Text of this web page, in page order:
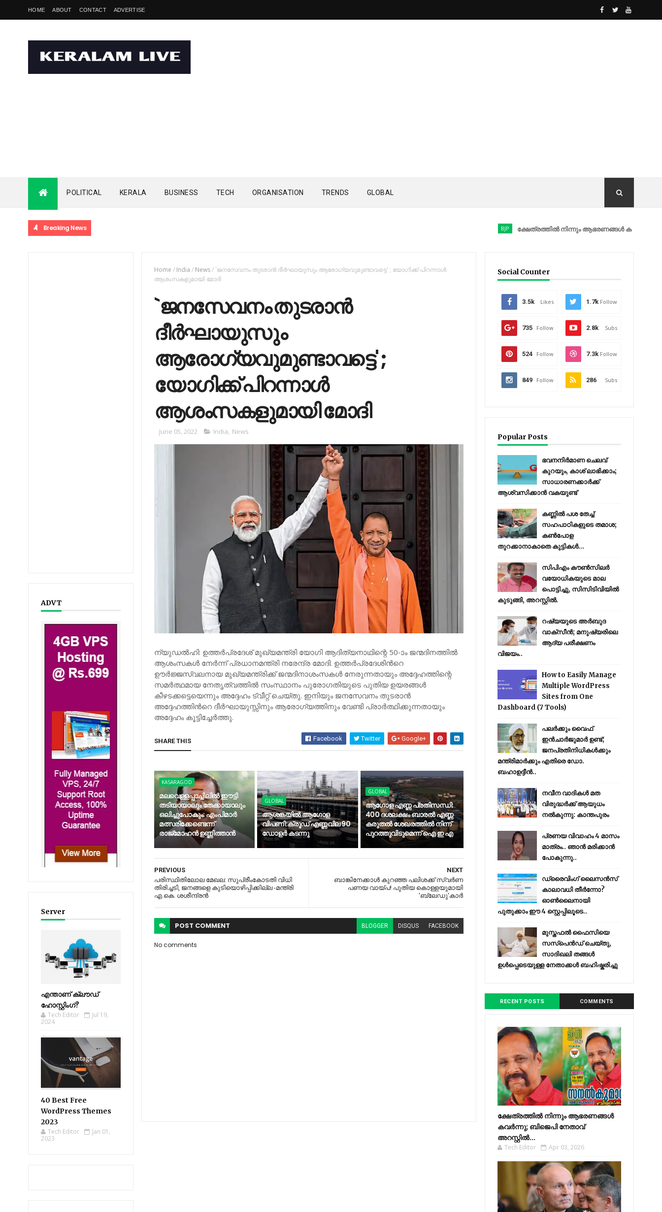
HOME ABOUT CONTACT ADVERTISE
POLITICAL KERALA BUSINESS TECH ORGANISATION TRENDS GLOBAL
Breaking News ക്ഷേത്രത്തിൽ നിന്നും ആഭരണങ്ങൾ കവർന്നു; ബിജെപി
ADVT
Server
എന്താണ് ക്ലൗഡ്
ഹോസ്റ്റിംഗ്?
Tech Editor
Jul 19,
2024
40 Best Free
WordPress Themes
2023
Tech Editor
Jan 01,
2023
Home / India / News/ `ജനസേവനം തുടരാൻ ദീർഘായുസും ആരോഗ്യവുമുണ്ടാവട്ടെ' ; യോഗിക്ക് പിറന്നാൾ
ആശംസകളുമായി മോദി
`ജനസേവനം തുടരാൻ
ദീർഘായുസും
ആരോഗ്യവുമുണ്ടാവട്ടെ' ;
യോഗിക്ക് പിറന്നാൾ
ആശംസകളുമായി മോദി
June 05, 2022 India, News
ന്യുഡൽഹി: ഉത്തർപ്രദേശ് മുഖ്യമന്ത്രി യോഗി ആദിത്യനാഥിന്റെ 50-ാം ജന്മദിനത്തിൽ
ആശംസകൾ നേർന്ന് പ്രധാനമന്ത്രി നരേന്ദ്ര മോദി. ഉത്തർപ്രദേശിന്‍റെ
ഊർജ്ജസ്വലനായ മുഖ്യമന്ത്രിക്ക് ജന്മദിനാശംസകൾ നേരുന്നതായും അദ്ദേഹത്തിന്റെ
സമർത്ഥമായ നേതൃത്വത്തിൽ സംസ്ഥാനം പുരോഗതിയുടെ പുതിയ ഉയരങ്ങൾ
കീഴടക്കട്ടെയെന്നും അദ്ദേഹം ട്വീറ്റ് ചെയ്തു. ഇനിയും ജനസേവനം തുടരാൻ
അദ്ദേഹത്തിന്‍റെ ദീർഘായുസ്സിനും ആരോഗ്യത്തിനും വേണ്ടി പ്രാർത്ഥിക്കുന്നതായും
അദ്ദേഹം കൂട്ടിച്ചേർത്തു.
SHARE THIS Facebook Twitter Google+
KASARAGOD
മലവെള്ളപ്പാച്ചിലില്‍ ഈട്ടി
തടിയായാലും തേക്കായാലും
ഒലിച്ചുപോകും: എംപിമാര്‍
മത്സരിക്കേണ്ടെന്ന്
രാജ്‌മോഹന്‍ ഉണ്ണിത്താന്‍
GLOBAL
ആശങ്കയിൽ ആഗോള
വിപണി:ക്രൂഡ് എണ്ണവില 90
ഡോളർ കടന്നു
GLOBAL
ആഗോള എണ്ണ പ്രതിസന്ധി:
400 ദശലക്ഷം ബാരൽ എണ്ണ
കരുതൽ ശേഖരത്തിൽ നിന്ന്
പുറത്തുവിടുമെന്ന് ഐ ഇ എ
NEXT
ബാങ്കിനേക്കാൾ കുറഞ്ഞ പലിശക്ക് സ്വർണ
പണയ വായ്പ! പുതിയ കൊള്ളയുമായി
'ബ്ലേഡു'കാർ
PREVIOUS
പരിസ്ഥിതിലോല മേഖല: സുപ്രീംകോടതി വിധി
തിരിച്ചടി, ജനങ്ങളെ കുടിയൊഴിപ്പിക്കില്ല -മന്ത്രി
എ.കെ. ശശീന്ദ്രൻ
POST COMMENT BLOGGER DISQUS FACEBOOK
No comments
Social Counter
3.5k Likes 1.7k Follow
735 Follow 2.8k Subs
524 Follow 7.3k Follow
849 Follow 286 Subs
Popular Posts
ഭവനനിർമാണ ചെലവ്
കുറയും, കാശ് ലാഭിക്കാം;
സാധാരണക്കാർക്ക്
ആശ്വസിക്കാൻ വകയുണ്ട്
കണ്ണിൽ പശ തേച്ച്
സഹപാഠികളുടെ തമാശ;
കൺപോള
തുറക്കാനാകാതെ കുട്ടികൾ...
സിപിഎം കൗണ്‍സിലര്‍
വയോധികയുടെ മാല
പൊട്ടിച്ചു, സിസിടിവിയില്‍
കുടുങ്ങി, അറസ്റ്റില്‍.
റഷ്യയുടെ അര്‍ബുദ
വാക്‌സീന്‍; മനുഷ്യരിലെ
ആദ്യ പരീക്ഷണം
വിജയം..
How to Easily Manage
Multiple WordPress
Sites from One
Dashboard (7 Tools)
പലർക്കും വൈഫ്
ഇൻചാർജുമാർ ഉണ്ട്;
ജനപ്രതിനിധികൾക്കും
മന്ത്രിമാർക്കും എതിരെ ഡോ.
ബഹാഉദ്ദീൻ..
നവീന വാദികൾ മത
വിരുദ്ധർക്ക് ആയുധം
നൽകുന്നു: കാന്തപുരം
പ്രണയ വിവാഹം 4 മാസം
മാത്രം.. ഞാൻ മരിക്കാൻ
പോകുന്നു..
ഡ്രൈവിംഗ് ലൈസൻസ്
കാലാവധി തീർന്നോ?
ഓൺലൈനായി
പുതുക്കാം ഈ 4 സ്റ്റെപ്പിലൂടെ..
മുസ്തഫൽ ഫൈസിയെ
സസ്‌പെൻഡ് ചെയ്തു,
സാദിഖലി തങ്ങൾ
ഉൾപ്പെടെയുള്ള നേതാക്കൾ ബഹിഷ്കരിച്ചു
RECENT POSTS COMMENTS
ക്ഷേത്രത്തിൽ നിന്നും ആഭരണങ്ങൾ
കവർന്നു; ബിജെപി നേതാവ്
അറസ്റ്റിൽ...
Tech Editor Apr 03, 2026